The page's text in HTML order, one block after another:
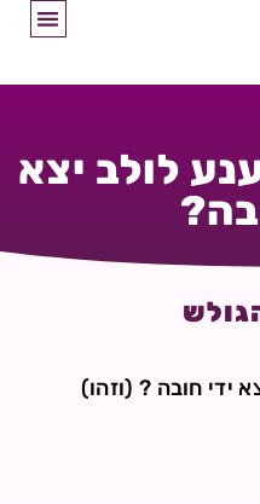
לולב יצא
ידי חובה ? (וזהו)